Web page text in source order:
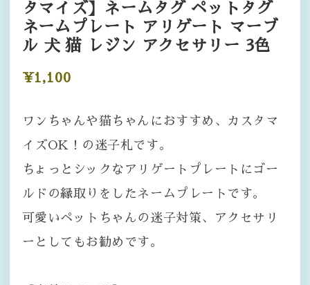
タマイズ】ネームタグ ペットタグ
ネームプレート アリゲート マーブ
ル 犬 猫 レジン アクセサリー 3色
¥1,100
ワンちゃんや猫ちゃんにおすすめ、カスタマ
イズOK！の迷子札です。
ちょっとシックなアリゲートプレートにゴー
ルドの縁取りをしたネームプレートです。
可愛いペットちゃんの迷子対策、アクセサリ
ーとしてもお勧めです。